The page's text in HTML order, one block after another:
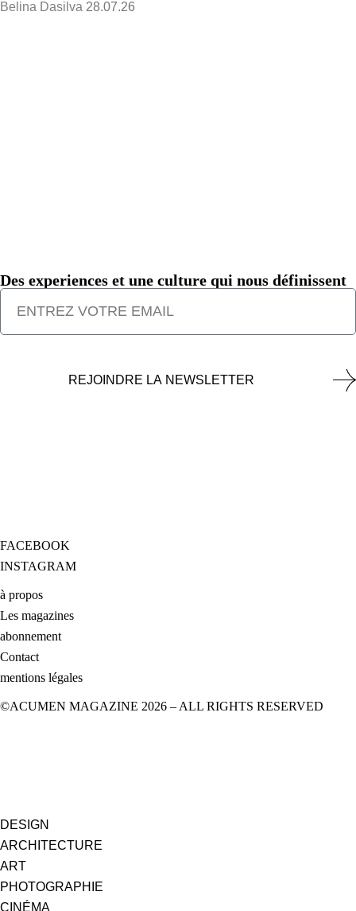
Belina Dasilva 28.07.26
Des experiences et une culture qui nous définissent
REJOINDRE LA NEWSLETTER
FACEBOOK
INSTAGRAM
à propos
Les magazines
abonnement
Contact
mentions légales
©ACUMEN MAGAZINE 2026 – ALL RIGHTS RESERVED
DESIGN
ARCHITECTURE
ART
PHOTOGRAPHIE
CINÉMA